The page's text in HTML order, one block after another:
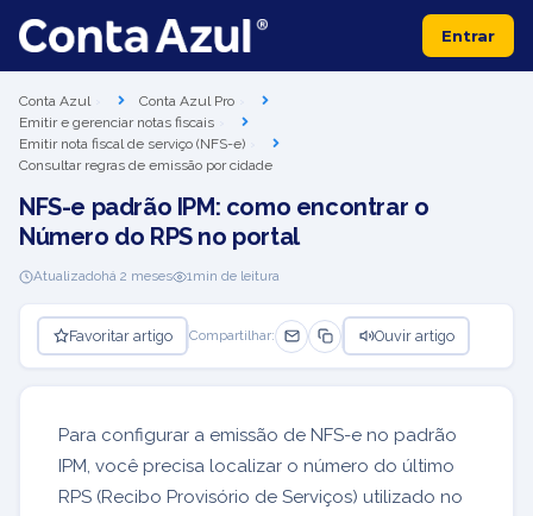
Entrar
Conta Azul
Conta Azul Pro
Emitir e gerenciar notas fiscais
Emitir nota fiscal de serviço (NFS-e)
Consultar regras de emissão por cidade
NFS-e padrão IPM: como encontrar o
Número do RPS no portal
Atualizadohá 2 meses 1min de leitura
Favoritar artigo Compartilhar: Ouvir artigo
Para configurar a emissão de NFS-e no padrão
IPM, você precisa localizar o número do último
RPS (Recibo Provisório de Serviços) utilizado no